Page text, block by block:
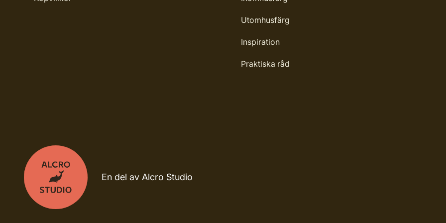
Utomhusfärg
Inspiration
Praktiska råd
En del av Alcro Studio